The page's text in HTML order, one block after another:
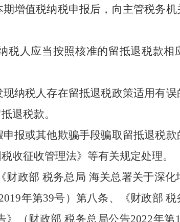
增值税纳税申报后，向主管税务机
人应当按照核准的留抵退税款相
税人存在留抵退税政策适用有误
退税款。
或其他欺骗手段骗取留抵退税款
收征收管理法》等有关规定处理。
财政部 税务总局 海关总署关于深
年第39号）第八条、《财政部
》（财政部 税务总局公告2022年第